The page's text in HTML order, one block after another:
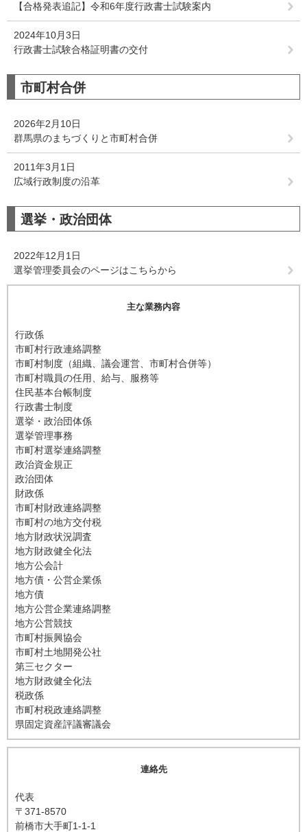
【合格発表追記】令和6年度行政書士試験案内
2024年10月3日
行政書士試験合格証明書の交付
市町村合併
2026年2月10日
群馬県のまちづくりと市町村合併
2011年3月1日
広域行政制度の沿革
選挙・政治団体
2022年12月1日
選挙管理委員会のページはこちらから
主な業務内容
行政係
市町村行政連絡調整
市町村制度（組織、議会運営、市町村合併等）
市町村職員の任用、給与、服務等
住民基本台帳制度
行政書士制度
選挙・政治団体係
選挙管理事務
市町村選挙連絡調整
政治資金規正
政治団体
財政係
市町村財政連絡調整
市町村の地方交付税
地方財政状況調査
地方財政健全化法
地方公会計
地方債・公営企業係
地方債
地方公営企業連絡調整
地方公営競技
市町村振興協会
市町村土地開発公社
第三セクター
地方財政健全化法
税政係
市町村税政連絡調整
県固定資産評議審議会
連絡先
代表
〒371-8570
前橋市大手町1-1-1